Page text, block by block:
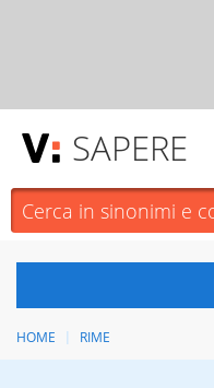
SAPERE
HOME RIME